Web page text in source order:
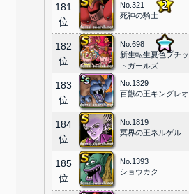
181
位
No.321
死神の騎士
182
位
No.698
新生転生夏色プチッ
トガールズ
183
位
No.1329
百獣の王キングレオ
184
位
No.1819
冥界の王ネルゲル
185
位
No.1393
ショウカク